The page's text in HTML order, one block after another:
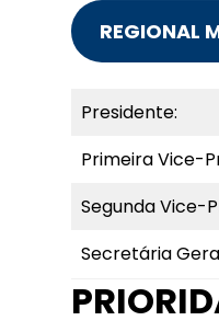
REGIONAL
Presidente:
Primeira Vice-
Segunda Vice-
Secretária